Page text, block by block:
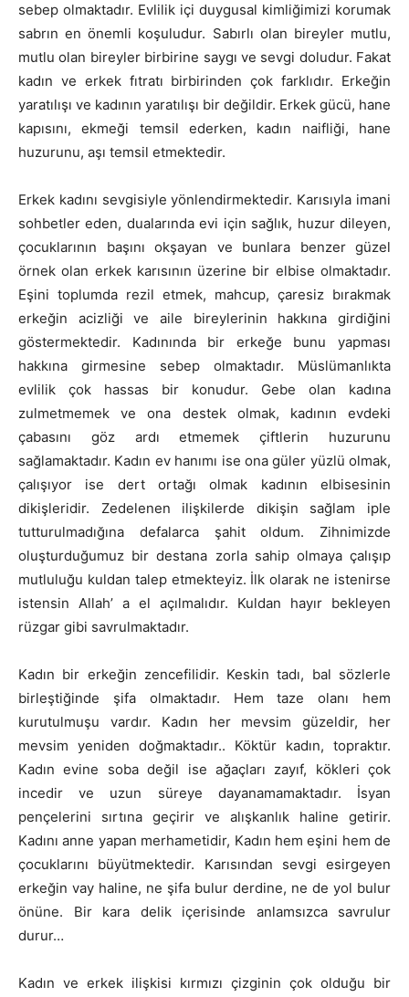
sebep olmaktadır. Evlilik içi duygusal kimliğimizi korumak
sabrın en önemli koşuludur. Sabırlı olan bireyler mutlu,
mutlu olan bireyler birbirine saygı ve sevgi doludur. Fakat
kadın ve erkek fıtratı birbirinden çok farklıdır. Erkeğin
yaratılışı ve kadının yaratılışı bir değildir. Erkek gücü, hane
kapısını, ekmeği temsil ederken, kadın naifliği, hane
huzurunu, aşı temsil etmektedir.
Erkek kadını sevgisiyle yönlendirmektedir. Karısıyla imani
sohbetler eden, dualarında evi için sağlık, huzur dileyen,
çocuklarının başını okşayan ve bunlara benzer güzel
örnek olan erkek karısının üzerine bir elbise olmaktadır.
Eşini toplumda rezil etmek, mahcup, çaresiz bırakmak
erkeğin acizliği ve aile bireylerinin hakkına girdiğini
göstermektedir. Kadınında bir erkeğe bunu yapması
hakkına girmesine sebep olmaktadır. Müslümanlıkta
evlilik çok hassas bir konudur. Gebe olan kadına
zulmetmemek ve ona destek olmak, kadının evdeki
çabasını göz ardı etmemek çiftlerin huzurunu
sağlamaktadır. Kadın ev hanımı ise ona güler yüzlü olmak,
çalışıyor ise dert ortağı olmak kadının elbisesinin
dikişleridir. Zedelenen ilişkilerde dikişin sağlam iple
tutturulmadığına defalarca şahit oldum. Zihnimizde
oluşturduğumuz bir destana zorla sahip olmaya çalışıp
mutluluğu kuldan talep etmekteyiz. İlk olarak ne istenirse
istensin Allah’ a el açılmalıdır. Kuldan hayır bekleyen
rüzgar gibi savrulmaktadır.
Kadın bir erkeğin zencefilidir. Keskin tadı, bal sözlerle
birleştiğinde şifa olmaktadır. Hem taze olanı hem
kurutulmuşu vardır. Kadın her mevsim güzeldir, her
mevsim yeniden doğmaktadır.. Köktür kadın, topraktır.
Kadın evine soba değil ise ağaçları zayıf, kökleri çok
incedir ve uzun süreye dayanamamaktadır. İsyan
pençelerini sırtına geçirir ve alışkanlık haline getirir.
Kadını anne yapan merhametidir, Kadın hem eşini hem de
çocuklarını büyütmektedir. Karısından sevgi esirgeyen
erkeğin vay haline, ne şifa bulur derdine, ne de yol bulur
önüne. Bir kara delik içerisinde anlamsızca savrulur
durur…
Kadın ve erkek ilişkisi kırmızı çizginin çok olduğu bir